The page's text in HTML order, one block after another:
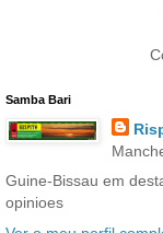
Samba Bari
Guine-Bissau em
opinioes